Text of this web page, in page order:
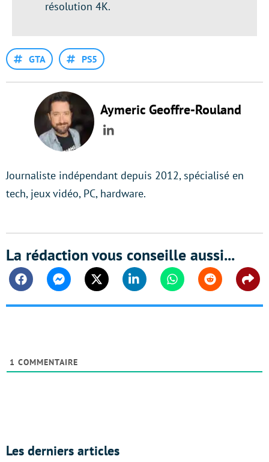
résolution 4K.
GTA PS5
Aymeric Geoffre-Rouland
LinkedIn
Journaliste indépendant depuis 2012, spécialisé en
tech, jeux vidéo, PC, hardware.
La rédaction vous conseille aussi...
FacebookMessengerTwitter Linkedin WhatsappReddit
1 COMMENTAIRE
Les derniers articles